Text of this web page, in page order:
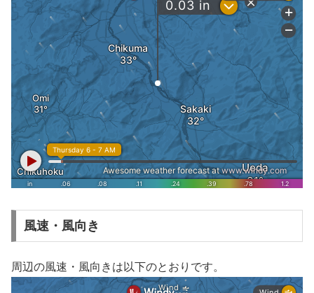
風速・風向き
周辺の風速・風向きは以下のとおりです。